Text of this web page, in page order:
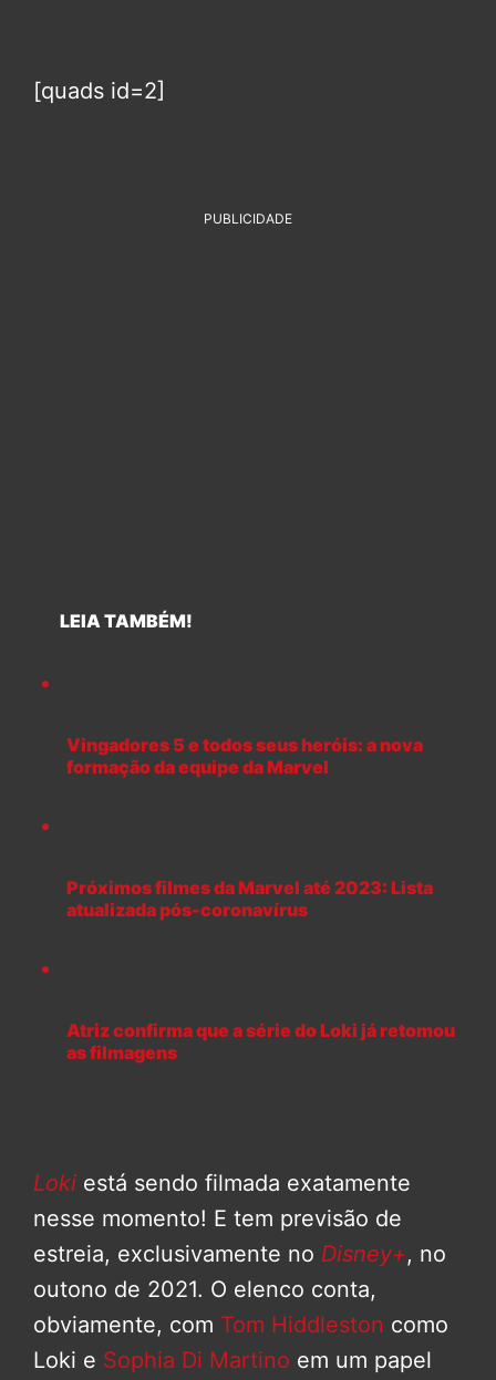
[quads id=2]
PUBLICIDADE
LEIA TAMBÉM!
Vingadores 5 e todos seus heróis: a nova
formação da equipe da Marvel
Próximos filmes da Marvel até 2023: Lista
atualizada pós-coronavírus
Atriz confirma que a série do Loki já retomou
as filmagens
Loki está sendo filmada exatamente
nesse momento! E tem previsão de
estreia, exclusivamente no Disney+, no
outono de 2021. O elenco conta,
obviamente, com Tom Hiddleston como
Loki e Sophia Di Martino em um papel